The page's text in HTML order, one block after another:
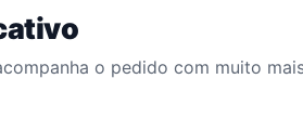
o pedido com muito